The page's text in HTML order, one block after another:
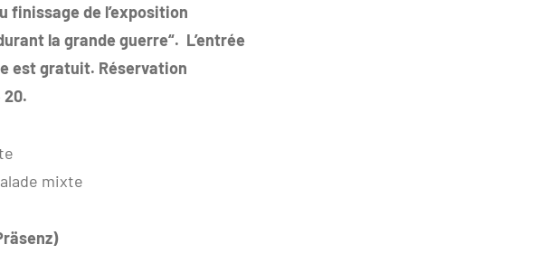
finissage de l’exposition
la grande guerre“. L’entrée
est gratuit. Réservation
20.
mixte